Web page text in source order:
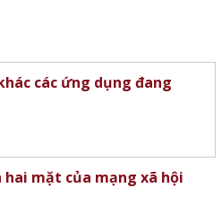
các ứng dụng đang
mặt của mạng xã hội